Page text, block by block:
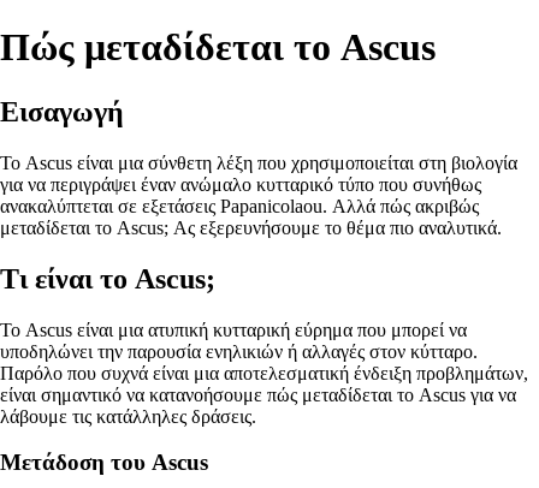
Πώς μεταδίδεται το Ascus
Εισαγωγή
Το Ascus είναι μια σύνθετη λέξη που χρησιμοποιείται στη βιολογία
για να περιγράψει έναν ανώμαλο κυτταρικό τύπο που συνήθως
ανακαλύπτεται σε εξετάσεις Papanicolaou. Αλλά πώς ακριβώς
μεταδίδεται το Ascus; Ας εξερευνήσουμε το θέμα πιο αναλυτικά.
Τι είναι το Ascus;
Το Ascus είναι μια ατυπική κυτταρική εύρημα που μπορεί να
υποδηλώνει την παρουσία ενηλικιών ή αλλαγές στον κύτταρο.
Παρόλο που συχνά είναι μια αποτελεσματική ένδειξη προβλημάτων,
είναι σημαντικό να κατανοήσουμε πώς μεταδίδεται το Ascus για να
λάβουμε τις κατάλληλες δράσεις.
Μετάδοση του Ascus